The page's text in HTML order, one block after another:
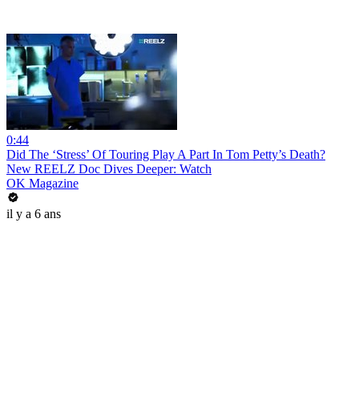
0:44
Did The ‘Stress’ Of Touring Play A Part In Tom Petty’s Death?
New REELZ Doc Dives Deeper: Watch
OK Magazine
il y a 6 ans